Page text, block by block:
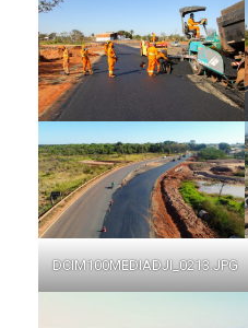
DCIM100MEDIADJI_0213.JPG